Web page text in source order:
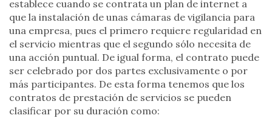
establece cuando se contrata un plan de internet a
que la instalación de unas cámaras de vigilancia para
una empresa, pues el primero requiere regularidad en
el servicio mientras que el segundo sólo necesita de
una acción puntual. De igual forma, el contrato puede
ser celebrado por dos partes exclusivamente o por
más participantes. De esta forma tenemos que los
contratos de prestación de servicios se pueden
clasificar por su duración como: